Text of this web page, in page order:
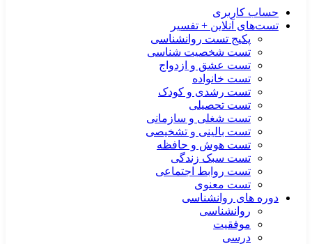
حساب کاربری
تست‌های آنلاین + تفسیر
پکیج تست روانشناسی
تست شخصیت شناسی
تست عشق و ازدواج
تست خانواده
تست رشدی و کودک
تست تحصیلی
تست شغلی و سازمانی
تست بالینی و تشخیصی
تست هوش و حافظه
تست سبک زندگی
تست روابط اجتماعی
تست معنوی
دوره های روانشناسی
روانشناسی
موفقیت
درسی